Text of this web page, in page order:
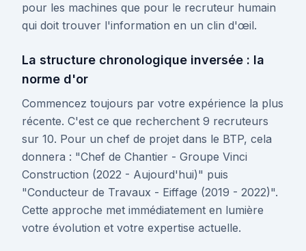
pour les machines que pour le recruteur humain
qui doit trouver l'information en un clin d'œil.
La structure chronologique inversée : la
norme d'or
Commencez toujours par votre expérience la plus
récente. C'est ce que recherchent 9 recruteurs
sur 10. Pour un chef de projet dans le BTP, cela
donnera : "Chef de Chantier - Groupe Vinci
Construction (2022 - Aujourd'hui)" puis
"Conducteur de Travaux - Eiffage (2019 - 2022)".
Cette approche met immédiatement en lumière
votre évolution et votre expertise actuelle.